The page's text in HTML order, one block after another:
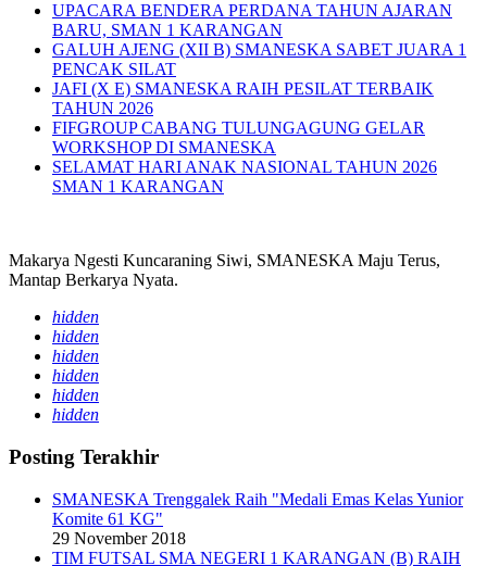
UPACARA BENDERA PERDANA TAHUN AJARAN
BARU, SMAN 1 KARANGAN
GALUH AJENG (XII B) SMANESKA SABET JUARA 1
PENCAK SILAT
JAFI (X E) SMANESKA RAIH PESILAT TERBAIK
TAHUN 2026
FIFGROUP CABANG TULUNGAGUNG GELAR
WORKSHOP DI SMANESKA
SELAMAT HARI ANAK NASIONAL TAHUN 2026
SMAN 1 KARANGAN
Makarya Ngesti Kuncaraning Siwi, SMANESKA Maju Terus,
Mantap Berkarya Nyata.
hidden
hidden
hidden
hidden
hidden
hidden
Posting Terakhir
SMANESKA Trenggalek Raih "Medali Emas Kelas Yunior
Komite 61 KG"
29 November 2018
TIM FUTSAL SMA NEGERI 1 KARANGAN (B) RAIH